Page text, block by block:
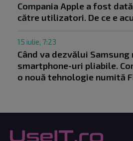
Compania Apple a fost
către utilizatori. De ce e
15 iulie, 7:23
Când va dezvălui Samsung
smartphone-uri pliabile.
o nouă tehnologie numită